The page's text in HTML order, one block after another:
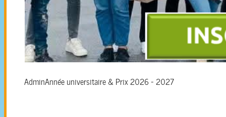
AdminAnnée universitaire & Prix 2026 - 2027